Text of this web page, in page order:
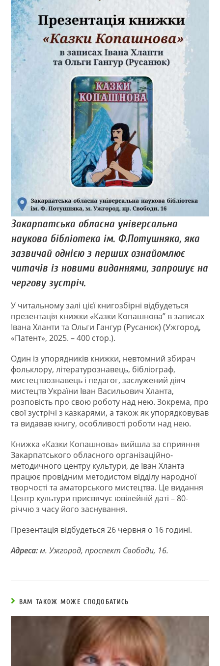
Закарпатська обласна універсальна
наукова бібліотека ім. Ф.Потушняка, яка
зазвичай однією з перших ознайомлює
читачів із новими виданнями, запрошує на
чергову зустріч.
У читальному залі цієї книгозбірні відбудеться
презентація книжки «Казки Копашнова” в записах
Івана Хланти та Ольги Гангур (Русанюк) (Ужгород,
«Патент», 2025. – 400 стор.).
Один із упорядників книжки, невтомний збирач
фольклору, літературознавець, бібліограф,
мистецтвознавець і педагог, заслужений діяч
мистецтв України Іван Васильович Хланта,
розповість про свою роботу над нею. Зокрема, про
свої зустрічі з казкарями, а також як упорядковував
та видавав книгу, особливості роботи над нею.
Книжка «Казки Копашнова» вийшла за сприяння
Закарпатського обласного організаційно-
методичного центру культури, де Іван Хланта
працює провідним методистом відділу народної
творчості та аматорського мистецтва. Це видання
Центр культури присвячує ювілейній даті – 80-
річчю з часу його заснування.
Презентація відбудеться 26 червня о 16 годині.
Адреса:м. Ужгород, проспект Свободи, 16.
ВАМ ТАКОЖ МОЖЕ СПОДОБАТИСЬ